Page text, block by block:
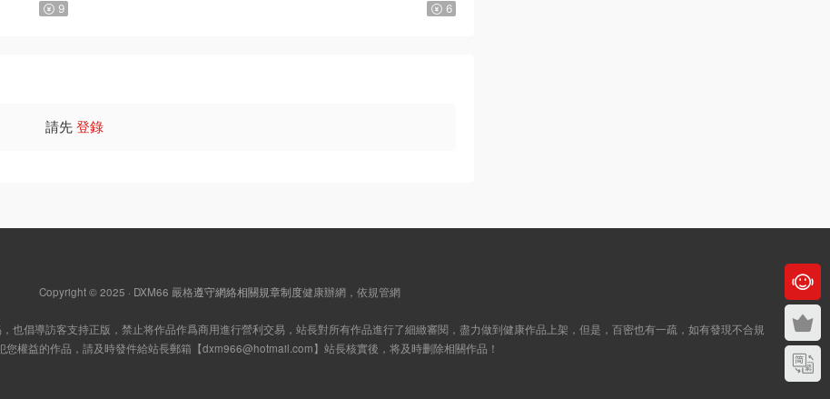
9 6
請先 登錄
【01-137+番外完結】————
就是下方會出現一個百度網盤鏈接， 打開
即可，還不明白的話，點擊這個頁面右上
Copyright © 2025 · DXM66 嚴格遵守網絡相關規章制度健康辦網，依規管網
也倡導訪客支持正版，禁止将作品作爲商用進行營利交易，站長對所有作品進行了細緻審閱，盡力做到健康作品上架，但是，百密也有一疏，如有發現不合規
您權益的作品，請及時發件給站長郵箱【dxm966@hotmail.com】站長核實後，将及時删除相關作品！